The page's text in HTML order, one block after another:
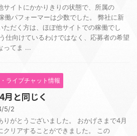
サイトにかかりきりの状態で、所属の
働パフォーマーは少数でした。 弊社に新
ただく方は、ほぼ他サイトでの稼働でし
仕向けているわけではなく、応募者の希望
ってま ...
ライブチャット情報
月と同じく
5/2
りがとうございました。 おかげさまで4月
クリアすることができました。 この